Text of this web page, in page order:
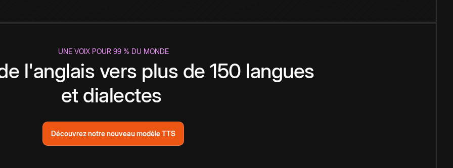
UNE VOIX POUR 99 % DU MONDE
l'anglais vers plus de 150 langues
et dialectes
Découvrez notre nouveau modèle TTS